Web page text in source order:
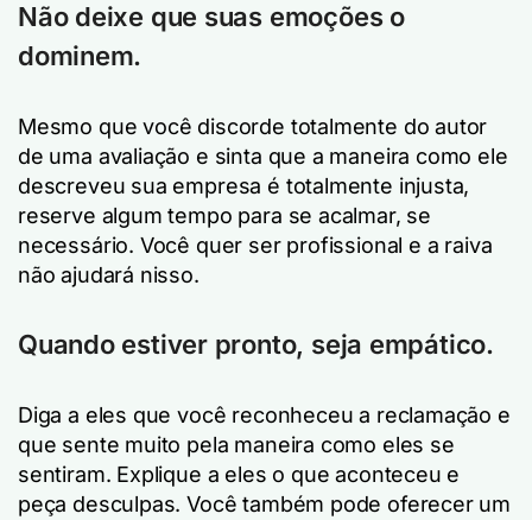
Não deixe que suas emoções o
dominem.
Mesmo que você discorde totalmente do autor
de uma avaliação e sinta que a maneira como ele
descreveu sua empresa é totalmente injusta,
reserve algum tempo para se acalmar, se
necessário. Você quer ser profissional e a raiva
não ajudará nisso.
Quando estiver pronto, seja empático.
Diga a eles que você reconheceu a reclamação e
que sente muito pela maneira como eles se
sentiram. Explique a eles o que aconteceu e
peça desculpas. Você também pode oferecer um